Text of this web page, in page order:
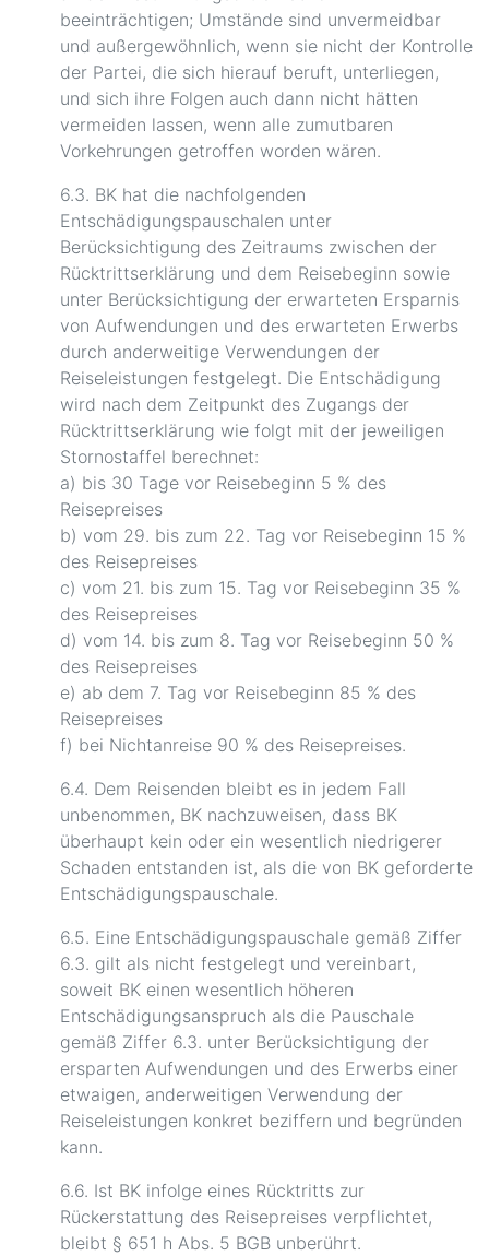
beeinträchtigen; Umstände sind unvermeidbar
und außergewöhnlich, wenn sie nicht der Kontrolle
der Partei, die sich hierauf beruft, unterliegen,
und sich ihre Folgen auch dann nicht hätten
vermeiden lassen, wenn alle zumutbaren
Vorkehrungen getroffen worden wären.
6.3. BK hat die nachfolgenden
Entschädigungspauschalen unter
Berücksichtigung des Zeitraums zwischen der
Rücktrittserklärung und dem Reisebeginn sowie
unter Berücksichtigung der erwarteten Ersparnis
von Aufwendungen und des erwarteten Erwerbs
durch anderweitige Verwendungen der
Reiseleistungen festgelegt. Die Entschädigung
wird nach dem Zeitpunkt des Zugangs der
Rücktrittserklärung wie folgt mit der jeweiligen
Stornostaffel berechnet:
a) bis 30 Tage vor Reisebeginn 5 % des
Reisepreises
b) vom 29. bis zum 22. Tag vor Reisebeginn 15 %
des Reisepreises
c) vom 21. bis zum 15. Tag vor Reisebeginn 35 %
des Reisepreises
d) vom 14. bis zum 8. Tag vor Reisebeginn 50 %
des Reisepreises
e) ab dem 7. Tag vor Reisebeginn 85 % des
Reisepreises
f) bei Nichtanreise 90 % des Reisepreises.
6.4. Dem Reisenden bleibt es in jedem Fall
unbenommen, BK nachzuweisen, dass BK
überhaupt kein oder ein wesentlich niedrigerer
Schaden entstanden ist, als die von BK geforderte
Entschädigungspauschale.
6.5. Eine Entschädigungspauschale gemäß Ziffer
6.3. gilt als nicht festgelegt und vereinbart,
soweit BK einen wesentlich höheren
Entschädigungsanspruch als die Pauschale
gemäß Ziffer 6.3. unter Berücksichtigung der
ersparten Aufwendungen und des Erwerbs einer
etwaigen, anderweitigen Verwendung der
Reiseleistungen konkret beziffern und begründen
kann.
6.6. Ist BK infolge eines Rücktritts zur
Rückerstattung des Reisepreises verpflichtet,
bleibt § 651 h Abs. 5 BGB unberührt.